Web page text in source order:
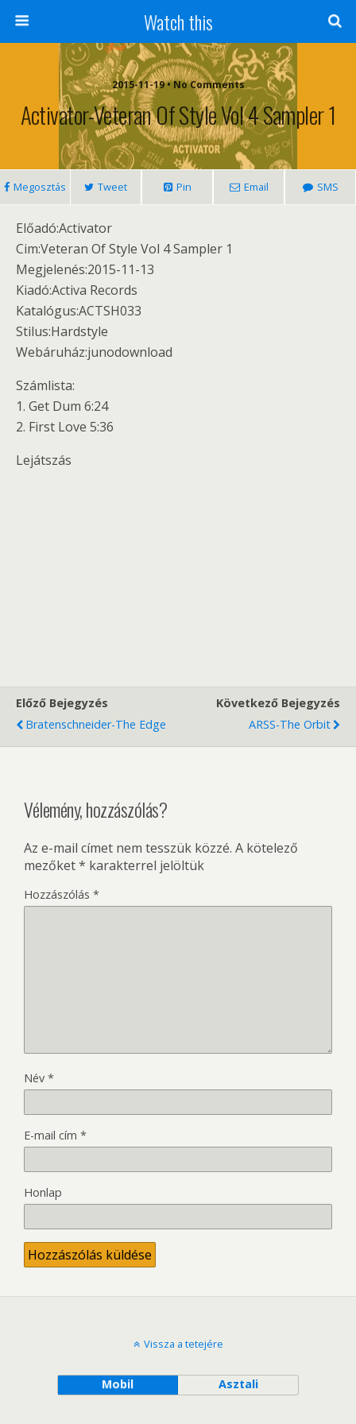
Watch this
2015-11-19 • No Comments
Activator-Veteran Of Style Vol 4 Sampler 1
Megosztás Tweet Pin Email SMS
Előadó:Activator
Cim:Veteran Of Style Vol 4 Sampler 1
Megjelenés:2015-11-13
Kiadó:Activa Records
Katalógus:ACTSH033
Stilus:Hardstyle
Webáruház:junodownload
Számlista:
1. Get Dum 6:24
2. First Love 5:36
Lejátszás
Előző Bejegyzés
Bratenschneider-The Edge
Következő Bejegyzés
ARSS-The Orbit
Vélemény, hozzászólás?
Az e-mail címet nem tesszük közzé. A kötelező
mezőket* karakterrel jelöltük
Hozzászólás *
Név *
E-mail cím *
Honlap
Vissza a tetejére
Mobil Asztali